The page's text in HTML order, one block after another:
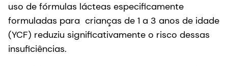
uso de fórmulas lácteas especificamente
formuladas para crianças de 1 a 3 anos de idade
(YCF) reduziu significativamente o risco dessas
insuficiências.